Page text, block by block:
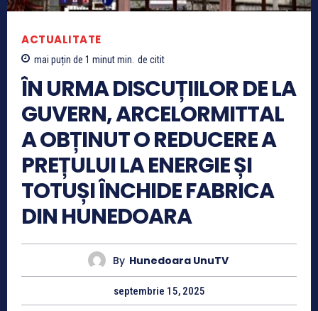
ACTUALITATE
mai puțin de 1 minutmin. de citit
ÎN URMA DISCUȚIILOR DE LA
GUVERN, ARCELORMITTAL
A OBȚINUT O REDUCERE A
PREȚULUI LA ENERGIE ȘI
TOTUȘI ÎNCHIDE FABRICA
DIN HUNEDOARA
By Hunedoara UnuTV
septembrie 15, 2025